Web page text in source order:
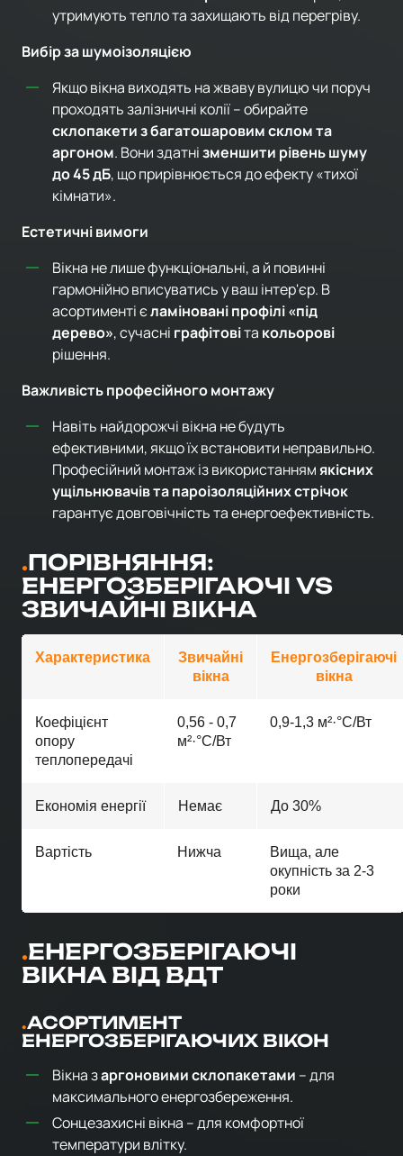
утримують тепло та захищають від перегріву.
Вибір за шумоізоляцією
Якщо вікна виходять на жваву вулицю чи поруч
проходять залізничні колії – обирайте
склопакети з багатошаровим склом та
аргоном. Вони здатнізменшити рівень шуму
до 45 дБ, що прирівнюється до ефекту «тихої
кімнати».
Естетичні вимоги
Вікна не лише функціональні, а й повинні
гармонійно вписуватись у ваш інтер'єр. В
асортименті єламіновані профілі «під
дерево», сучасні графітовіта кольорові
рішення.
Важливість професійного монтажу
Навіть найдорожчі вікна не будуть
ефективними, якщо їх встановити неправильно.
Професійний монтаж із використанням якісних
ущільнювачів та пароізоляційних стрічок
гарантує довговічність та енергоефективність.
ПОРІВНЯННЯ:
ЕНЕРГОЗБЕРІГАЮЧІ VS
ЗВИЧАЙНІ ВІКНА
Характеристика
Звичайні
вікна
Енергозберігаючі
вікна
Коефіцієнт
опору
теплопередачі
0,56 - 0,7
м²·°C/Вт
0,9-1,3 м²·°C/Вт
Економія енергії Немає До 30%
Вартість Нижча
Вища, але
окупність за 2-3
роки
ЕНЕРГОЗБЕРІГАЮЧІ
ВІКНА ВІД ВДТ
АСОРТИМЕНТ
ЕНЕРГОЗБЕРІГАЮЧИХ ВІКОН
Вікна заргоновими склопакетами – для
максимального енергозбереження.
Сонцезахисні вікна – для комфортної
температури влітку.